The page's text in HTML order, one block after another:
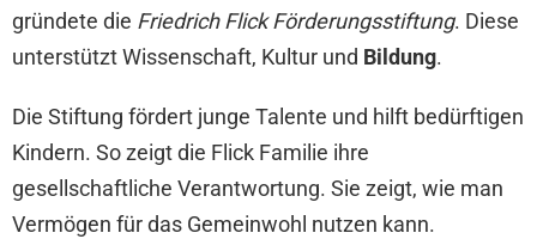
gründete die Friedrich Flick Förderungsstiftung. Diese
unterstützt Wissenschaft, Kultur und Bildung.
Die Stiftung fördert junge Talente und hilft bedürftigen
Kindern. So zeigt die Flick Familie ihre
gesellschaftliche Verantwortung. Sie zeigt, wie man
Vermögen für das Gemeinwohl nutzen kann.